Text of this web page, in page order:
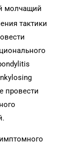
молчащий
тактики
провести